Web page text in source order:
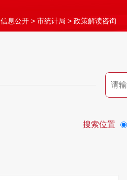
信息公开 > 市统计局 > 政策解读咨询
搜索位置